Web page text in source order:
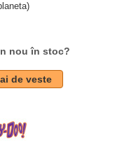
nou în stoc?
de veste